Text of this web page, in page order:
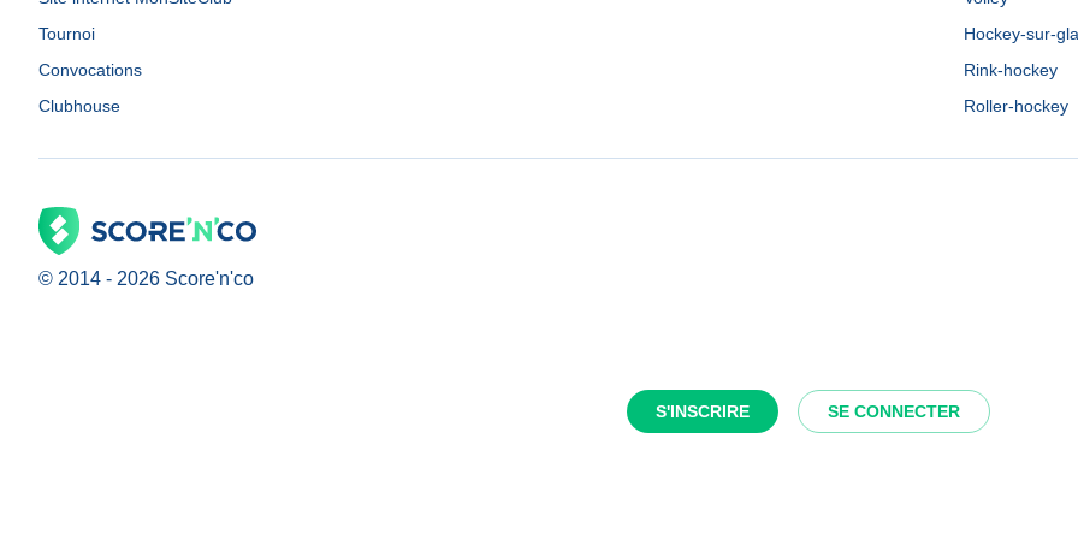
S'INSCRIRE SE CONNECTER
Tournoi
Convocations
Clubhouse
Hockey-sur-
Rink-hockey
Roller-hockey
© 2014 - 2026 Score'n'co